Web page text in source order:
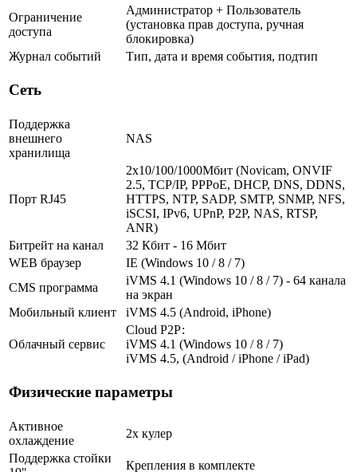
Ограничение
доступа
Администратор + Пользователь
(установка прав доступа, ручная
блокировка)
Журнал событий
Тип, дата и время события, подтип
Сеть
Поддержка
внешнего
хранилища
NAS
Порт RJ45
2х10/100/1000Мбит (Novicam, ONVIF
2.5, TCP/IP, PPPoE, DHCP, DNS, DDNS,
HTTPS, NTP, SADP, SMTP, SNMP, NFS,
iSCSI, IPv6, UPnP, P2P, NAS, RTSP,
ANR)
Битрейт на канал
32 Кбит - 16 Мбит
WEB браузер
IE (Windows 10 / 8 / 7)
CMS программа
iVMS 4.1 (Windows 10 / 8 / 7) - 64 канала
на экран
Мобильный клиент
iVMS 4.5 (Android, iPhone)
Облачный сервис
Cloud Р2Р:
iVMS 4.1 (Windows 10 / 8 / 7)
iVMS 4.5, (Android / iPhone / iPad)
Физические параметры
Активное
охлаждение
2х кулер
Поддержка стойки
Крепления в комплекте